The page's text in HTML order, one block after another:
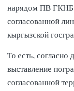
нарядом ПВ ГКНБ
согласованной
кыргызской
То есть, согласно
выставление
согласованной